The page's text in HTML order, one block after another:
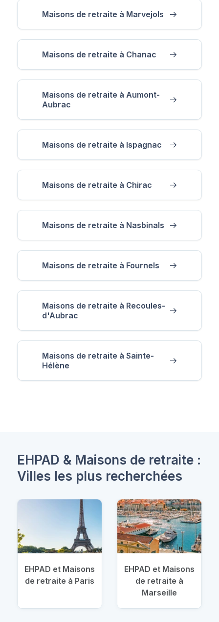
Maisons de retraite à Marvejols
Maisons de retraite à Chanac
Maisons de retraite à Aumont-
Aubrac
Maisons de retraite à Ispagnac
Maisons de retraite à Chirac
Maisons de retraite à Nasbinals
Maisons de retraite à Fournels
Maisons de retraite à Recoules-
d'Aubrac
Maisons de retraite à Sainte-
Hélène
EHPAD & Maisons de retraite :
Villes les plus recherchées
EHPAD et Maisons
de retraite à Paris
EHPAD et Maisons
de retraite à
Marseille